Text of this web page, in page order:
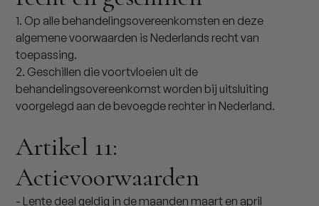
1. Op alle behandelingsovereenkomsten en deze
algemene voorwaarden is Nederlands recht van
toepassing.
2. Geschillen die voortvloeien uit de
behandelingsovereenkomst worden bij uitsluiting
voorgelegd aan de bevoegde rechter in Nederland.
Artikel 11:
Actievoorwaarden
- Lente deal geldig in de maanden maart en april